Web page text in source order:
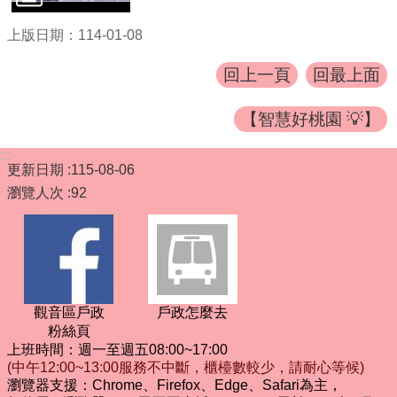
上版日期：114-01-08
回上一頁 回最上面
【智慧好桃園 💡】
:::
更新日期
115-08-06
瀏覽人次 92
觀音區戶政
粉絲頁
戶政怎麼去
上班時間：週一至週五08:00~17:00
(中午12:00~13:00服務不中斷，櫃檯數較少，請耐心等候)
瀏覽器支援：Chrome、Firefox、Edge、Safari為主，